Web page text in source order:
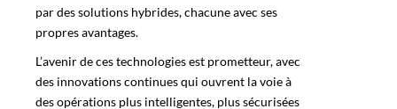
par des solutions hybrides, chacune avec ses
propres avantages.
L’avenir de ces technologies est prometteur, avec
des innovations continues qui ouvrent la voie à
des opérations plus intelligentes, plus sécurisées